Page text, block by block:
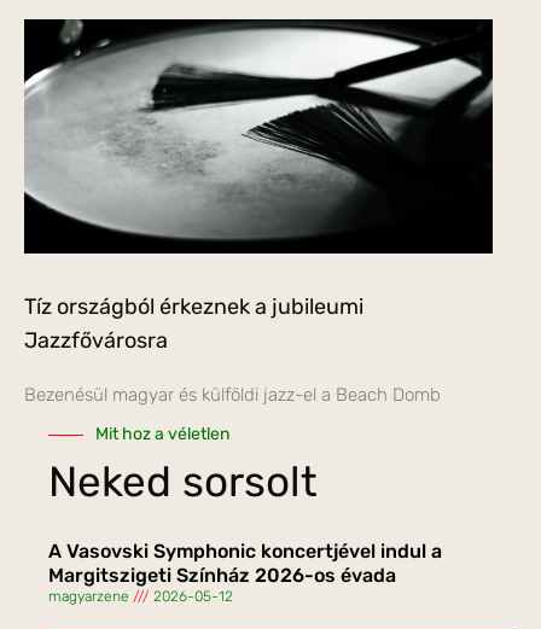
Tíz országból érkeznek a jubileumi
Jazzfővárosra
Bezenésül magyar és külföldi jazz-el a Beach Domb
Mit hoz a véletlen
Neked sorsolt
A Vasovski Symphonic koncertjével indul a
Margitszigeti Színház 2026-os évada
magyarzene 2026-05-12